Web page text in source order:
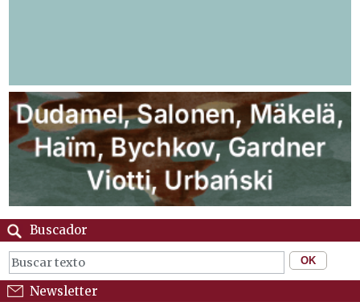
Buscador
Newsletter